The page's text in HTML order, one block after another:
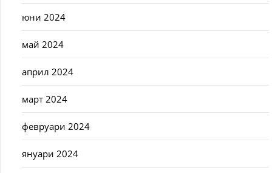
юни 2024
май 2024
април 2024
март 2024
февруари 2024
януари 2024